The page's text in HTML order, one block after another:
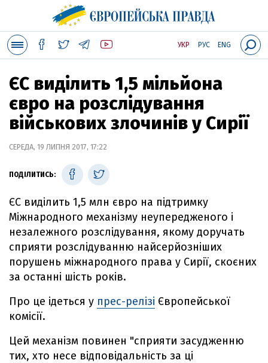
УКР РУС ENG
ЄС виділить 1,5 мільйона
євро на розслідування
військових злочинів у Сирії
СЕРЕДА, 19 ЛИПНЯ 2017, 17:22
ПОДІЛИТИСЬ:
ЄС виділить 1,5 млн євро на підтримку
Міжнародного механізму неупередженого і
незалежного розслідування, якому доручать
сприяти розслідуванню найсерйозніших
порушень міжнародного права у Сирії, скоєних
за останні шість років.
Про це ідеться у прес-релізі Європейської
комісії.
Цей механізм повинен "сприяти засудженню
тих, хто несе відповідальність за ці